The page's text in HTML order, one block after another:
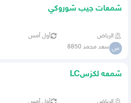
شمعات جيب شوروكي
الرياض أول أمس
س سعد محمد 8850
شمعه لكزسLC